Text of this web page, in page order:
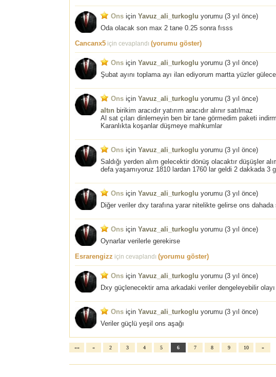
Ons için Yavuz_ali_turkoglu yorumu (3 yıl önce)
Oda olacak son max 2 tane 0.25 sonra fısss
Cancanx5 için cevaplandı (yorumu göster)
Ons için Yavuz_ali_turkoglu yorumu (3 yıl önce)
Şubat ayını toplama ayı ilan ediyorum martta yüzler
Ons için Yavuz_ali_turkoglu yorumu (3 yıl önce)
altın birikim aracıdır yatırım aracıdır alınır satılmaz
Al sat çıları dinlemeyin ben bir tane görmedim paketi
Karanlıkta koşanlar düşmeye mahkumlar
Ons için Yavuz_ali_turkoglu yorumu (3 yıl önce)
Saldığı yerden alım gelecektir dönüş olacaktır düşüşler
defa yaşamıyoruz 1810 lardan 1760 lar geldi 2 dakkada 3
Ons için Yavuz_ali_turkoglu yorumu (3 yıl önce)
Diğer veriler dxy tarafına yarar nitelikte gelirse ons dahada
Ons için Yavuz_ali_turkoglu yorumu (3 yıl önce)
Oynarlar verilerle gerekirse
Esrarengizz için cevaplandı (yorumu göster)
Ons için Yavuz_ali_turkoglu yorumu (3 yıl önce)
Dxy güçlenecektir ama arkadaki veriler dengeleyebilir
Ons için Yavuz_ali_turkoglu yorumu (3 yıl önce)
Veriler güçlü yeşil ons aşağı
«« « 2 3 4 5 6 7 8 9 10 »